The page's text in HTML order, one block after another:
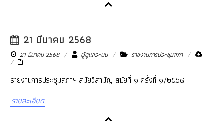
21 มีนาคม 2568
21 มีนาคม 2568 ผู้ดูแลระบบ รายงานการประชุมสภา
รายงานการประชุมสภาฯ สมัยวิสามัญ สมัยที่ ๑ ครั้งที่ ๑/๒๕๖๘
รายละเอียด